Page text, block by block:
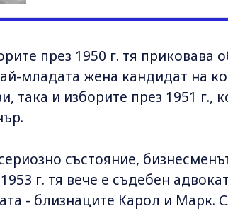
през 1950 г. тя приковава
младата жена кандидат на
така и изборите през 1951
състояние,
г. тя вече е съдебен
- близнаците Карол и Марк.